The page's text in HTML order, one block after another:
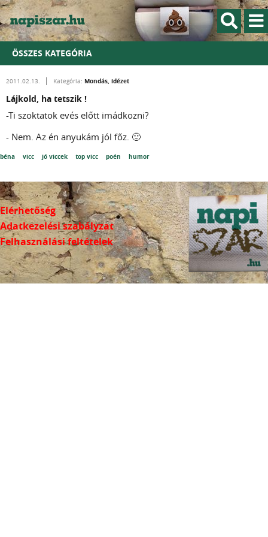
ÖSSZES KATEGÓRIA
2011.02.13. Kategória: Mondás, idézet
Lájkold, ha tetszik !
-Ti szoktatok evés előtt imádkozni?
- Nem. Az én anyukám jól főz. 🙂
béna vicc jó viccek top vicc poén humor
Elérhetőség
Adatkezelési szabályzat
Felhasználási feltételek